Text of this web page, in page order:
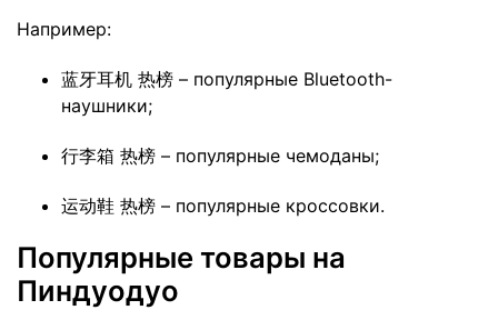
Например:
蓝牙耳机 热榜 – популярные Bluetooth-
наушники;
行李箱 热榜 – популярные чемоданы;
运动鞋 热榜 – популярные кроссовки.
Популярные товары на
Пиндуодуо